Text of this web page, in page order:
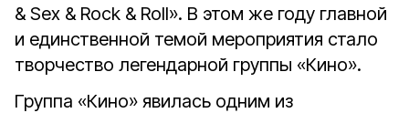
& Sex & Rock & Roll». В этом же году главной
и единственной темой мероприятия стало
творчество легендарной группы «Кино».
Группа «Кино» явилась одним из